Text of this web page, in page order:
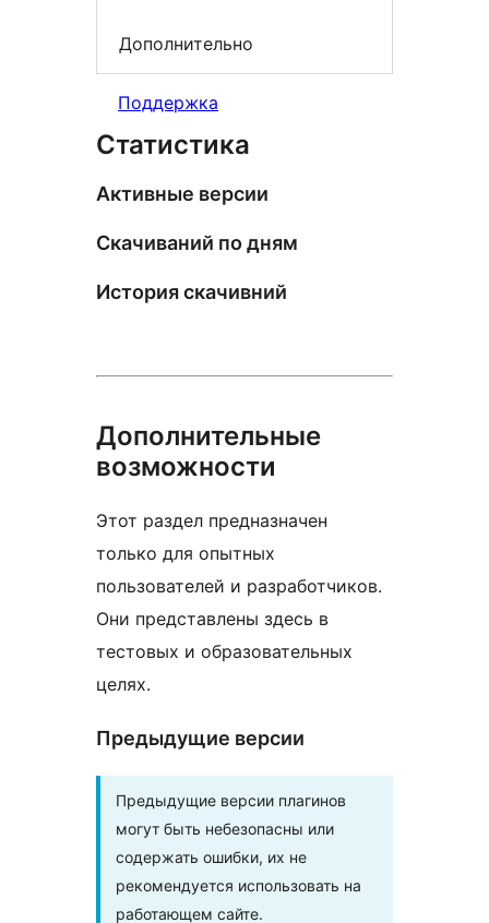
Дополнительно
Поддержка
Статистика
Активные версии
Скачиваний по дням
История скачивний
Дополнительные
возможности
Этот раздел предназначен
только для опытных
пользователей и разработчиков.
Они представлены здесь в
тестовых и образовательных
целях.
Предыдущие версии
Предыдущие версии плагинов
могут быть небезопасны или
содержать ошибки, их не
рекомендуется использовать на
работающем сайте.